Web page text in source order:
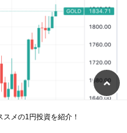
メの1円投資を紹介！